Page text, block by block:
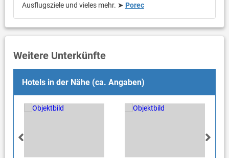
Ausflugsziele und vieles mehr. ➤ Porec
Weitere Unterkünfte
Hotels in der Nähe (ca. Angaben)